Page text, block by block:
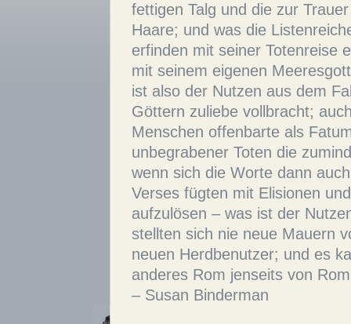
fettigen Talg und die zur
Haare; und was die
erfinden mit seiner Totenreise
mit seinem eigenen
ist also der Nutzen aus dem
Göttern zuliebe vollbracht;
Menschen offenbarte als
unbegrabener Toten die
wenn sich die Worte dann
Verses fügten mit Elisionen
aufzulösen – was ist der
stellten sich nie neue Mauern
neuen Herdbenutzer; und es
anderes Rom jenseits von
– Susan Binderman